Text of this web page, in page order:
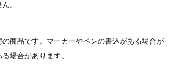
。
商品です。マーカーやペンの書込がある場合が
場合があります。